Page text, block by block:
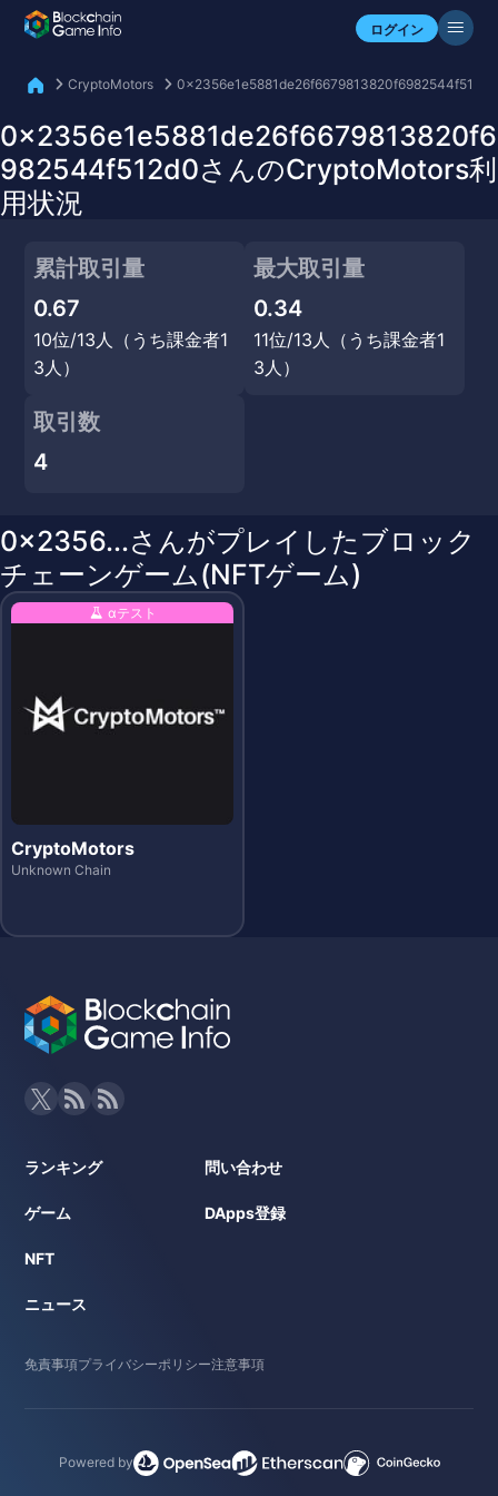
ログイン
自分のアセットを確認
CryptoMotors 0x2356e1e5881de26f6679813820f6982544f512d0
0x2356e1e5881de26f6679813820f6
982544f512d0さんのCryptoMotors利
用状況
累計取引量
0.67
10位/13人（うち課金者1
3人）
最大取引量
0.34
11位/13人（うち課金者1
3人）
取引数
4
0x2356...さんがプレイしたブロック
チェーンゲーム(NFTゲーム)
αテスト
CryptoMotors
Unknown Chain
ランキング
ゲーム
NFT
ニュース
問い合わせ
DApps登録
免責事項プライバシーポリシー注意事項
Powered by